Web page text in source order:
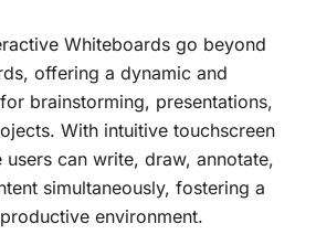
Whiteboards go beyond
offering a dynamic and
brainstorming, presentations,
With intuitive touchscreen
can write, draw, annotate,
simultaneously, fostering a
environment.